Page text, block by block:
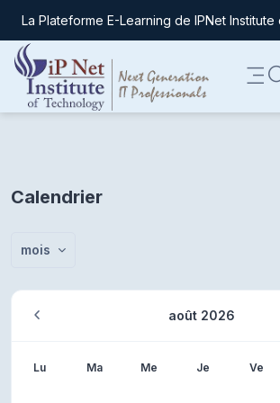
Passer au contenu principal
La Plateforme E-Learning de IPNet
Calendrier
mois
août 2026
Lundi
Lu Mardi
Ma Mercredi
Me Jeudi
Je Ve